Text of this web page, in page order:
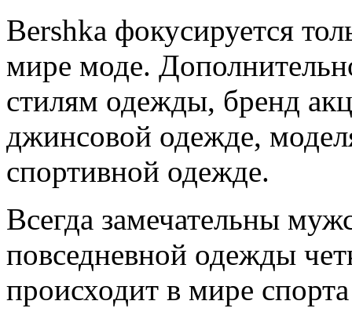
Bershka фокусируется
мире моде.
стилям одежды, бренд
джинсовой одежде,
спортивной одежде.
Всегда замечательны
повседневной одежды
происходит в мире